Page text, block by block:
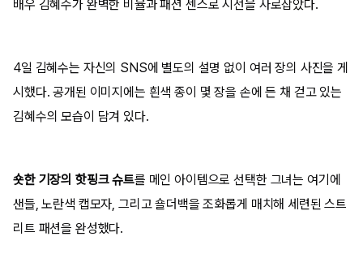
배우 김혜수가 완벽한 비율과 패션 센스로 시선을 사로잡았다.
4일 김혜수는 자신의 SNS에 별도의 설명 없이 여러 장의 사진을 게
시했다. 공개된 이미지에는 흰색 종이 몇 장을 손에 든 채 걷고 있는
김혜수의 모습이 담겨 있다.
숏한 기장의 핫핑크 슈트를 메인 아이템으로 선택한 그녀는 여기에
샌들, 노란색 캡모자, 그리고 숄더백을 조화롭게 매치해 세련된 스트
리트 패션을 완성했다.